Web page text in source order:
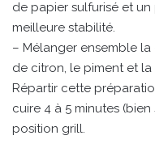
de papier sulfurisé et
meilleure stabilité.
– Mélanger ensemble
de citron, le piment et
Répartir cette
cuire 4 à 5 minutes
position grill.